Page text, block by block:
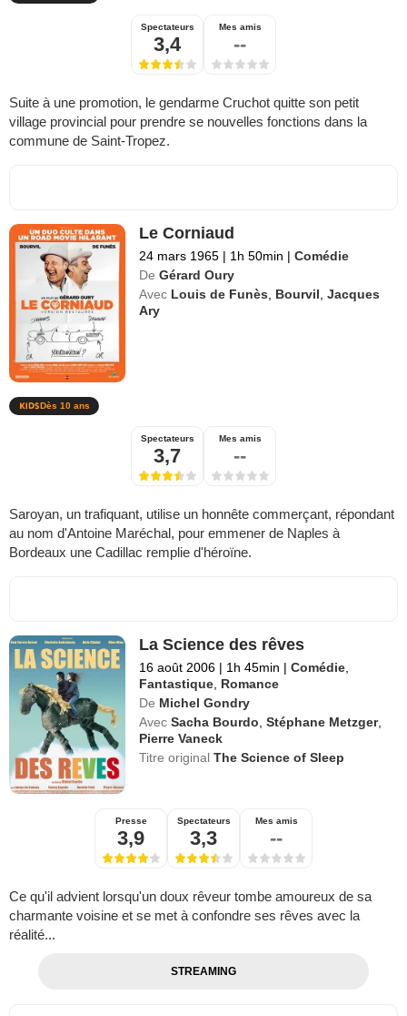
Spectateurs
3,4
Mes amis
--
Suite à une promotion, le gendarme Cruchot quitte son petit
village provincial pour prendre se nouvelles fonctions dans la
commune de Saint-Tropez.
Le Corniaud
24 mars 1965 | 1h 50min | Comédie
De Gérard Oury
Avec Louis de Funès Bourvil ,Jacques
Ary
Dès 10 ans
Spectateurs
3,7
Mes amis
--
Saroyan, un trafiquant, utilise un honnête commerçant, répondant
au nom d'Antoine Maréchal, pour emmener de Naples à
Bordeaux une Cadillac remplie d'héroïne.
La Science des rêves
16 août 2006 | 1h 45min | Comédie
Fantastique Romance
De Michel Gondry
Avec Sacha Bourdo ,Stéphane Metzger,
Pierre Vaneck
Titre originalThe Science of Sleep
Presse
3,9
Spectateurs
3,3
Mes amis
--
Ce qu'il advient lorsqu'un doux rêveur tombe amoureux de sa
charmante voisine et se met à confondre ses rêves avec la
réalité...
STREAMING